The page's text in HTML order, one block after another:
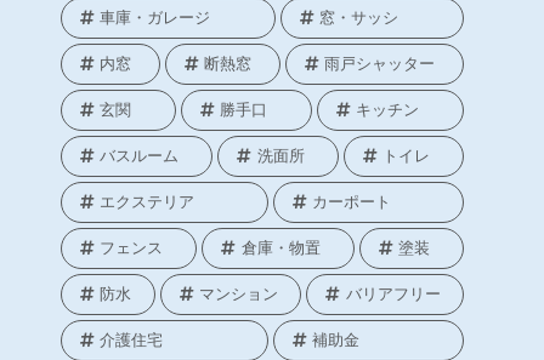
車庫・ガレージ 窓・サッシ
内窓 断熱窓 雨戸シャッター
玄関 勝手口 キッチン
バスルーム 洗面所 トイレ
エクステリア カーポート
フェンス 倉庫・物置 塗装
防水 マンション バリアフリー
介護住宅 補助金